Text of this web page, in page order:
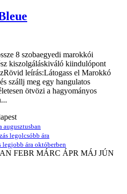
8 szobaegyedi marokkói
kiszolgáláskiváló kiindulópont
leírás:Látogass el Marokkó
szállj meg egy hangulatos
ötvözi a hagyományos
augusztusban
legolcsóbb ára
legjobb ára októberben
FEBR MÁRC ÁPR MÁJ JÚN